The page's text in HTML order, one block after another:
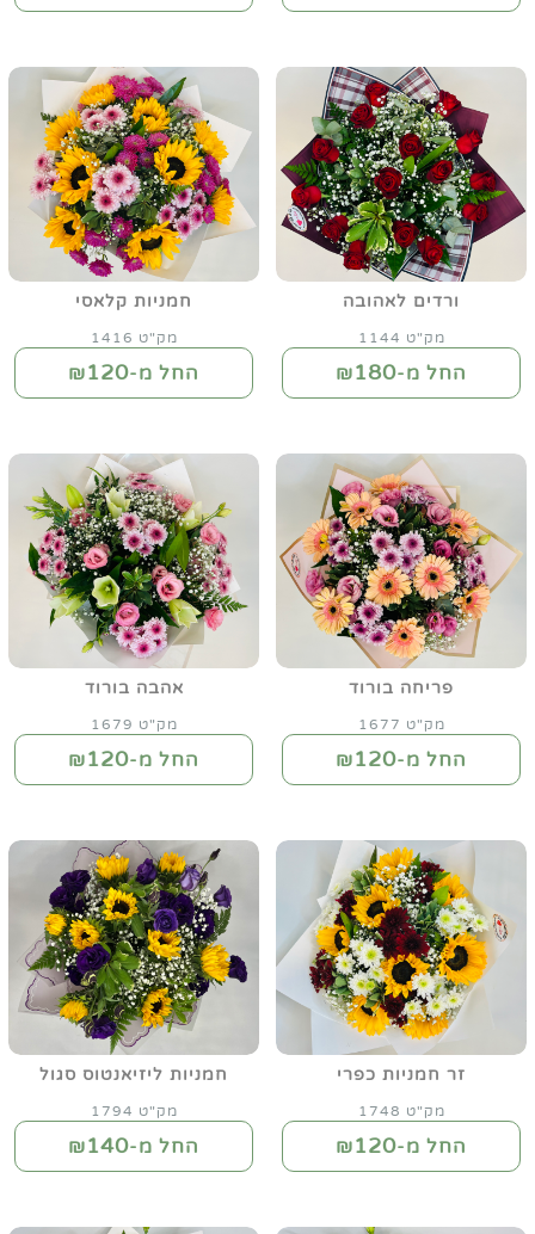
ורדים לאהובה
מק"ט 1144
החל מ-₪180
חמניות קלאסי
מק"ט 1416
החל מ-₪120
פריחה בורוד
מק"ט 1677
החל מ-₪120
אהבה בורוד
מק"ט 1679
החל מ-₪120
זר חמניות כפרי
מק"ט 1748
החל מ-₪120
חמניות ליזיאנטוס סגול
מק"ט 1794
החל מ-₪140